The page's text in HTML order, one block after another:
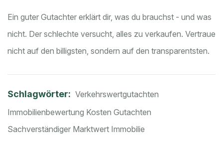
Ein guter Gutachter erklärt dir, was du brauchst - und was
nicht. Der schlechte versucht, alles zu verkaufen. Vertraue
nicht auf den billigsten, sondern auf den transparentsten.
Schlagwörter: Verkehrswertgutachten
Immobilienbewertung Kosten Gutachten
Sachverständiger Marktwert Immobilie